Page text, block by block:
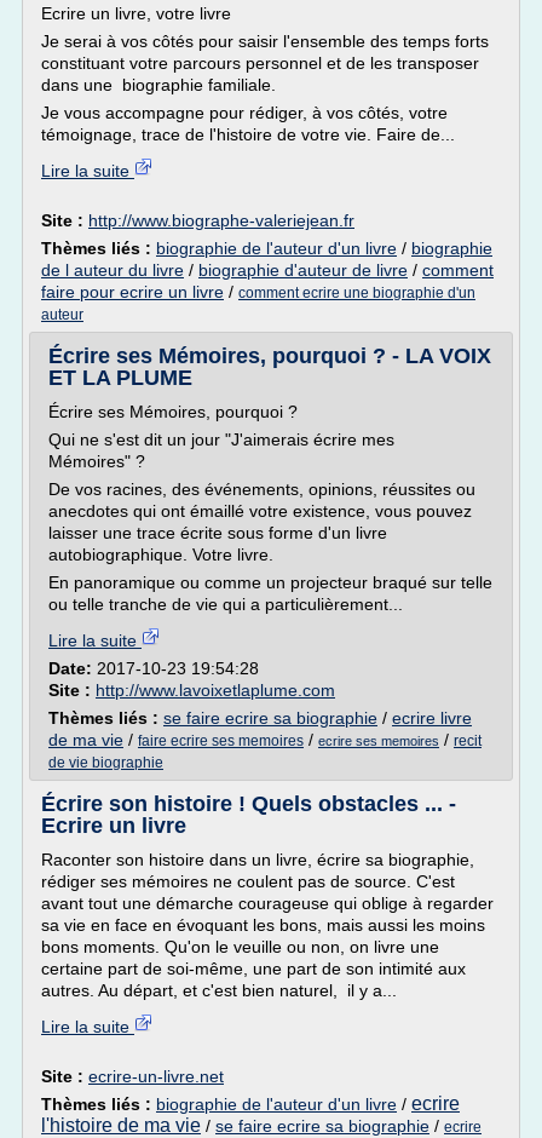
Ecrire un livre, votre livre
Je serai à vos côtés pour saisir l'ensemble des temps forts
constituant votre parcours personnel et de les transposer
dans une biographie familiale.
Je vous accompagne pour rédiger, à vos côtés, votre
témoignage, trace de l'histoire de votre vie. Faire de...
Lire la suite
Site : http://www.biographe-valeriejean.fr
Thèmes liés : biographie de l'auteur d'un livre / biographie
de l auteur du livre / biographie d'auteur de livre / comment
faire pour ecrire un livre / comment ecrire une biographie d'un
auteur
Écrire ses Mémoires, pourquoi ? - LA VOIX
ET LA PLUME
Écrire ses Mémoires, pourquoi ?
Qui ne s'est dit un jour "J'aimerais écrire mes
Mémoires" ?
De vos racines, des événements, opinions, réussites ou
anecdotes qui ont émaillé votre existence, vous pouvez
laisser une trace écrite sous forme d'un livre
autobiographique. Votre livre.
En panoramique ou comme un projecteur braqué sur telle
ou telle tranche de vie qui a particulièrement...
Lire la suite
Date: 2017-10-23 19:54:28
Site : http://www.lavoixetlaplume.com
Thèmes liés : se faire ecrire sa biographie / ecrire livre
de ma vie / faire ecrire ses memoires / ecrire ses memoires / recit
de vie biographie
Écrire son histoire ! Quels obstacles ... -
Ecrire un livre
Raconter son histoire dans un livre, écrire sa biographie,
rédiger ses mémoires ne coulent pas de source. C'est
avant tout une démarche courageuse qui oblige à regarder
sa vie en face en évoquant les bons, mais aussi les moins
bons moments. Qu'on le veuille ou non, on livre une
certaine part de soi-même, une part de son intimité aux
autres. Au départ, et c'est bien naturel, il y a...
Lire la suite
Site : ecrire-un-livre.net
Thèmes liés : biographie de l'auteur d'un livre / ecrire
l'histoire de ma vie / se faire ecrire sa biographie / ecrire